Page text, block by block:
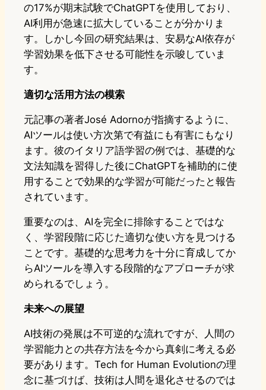
の17%が期末試験でChatGPTを使用しており、
AI利用が急速に拡大していることが分かりま
す。しかし今回の研究結果は、安易なAI依存が
学習効果を低下させる可能性を示唆していま
す。
適切な活用方法の模索
元記事の著者José Adornoが指摘するように、
AIツールは使い方次第で有益にも有害にもなり
ます。彼のイタリア語学習の例では、基礎的な
文法知識を習得した後にChatGPTを補助的に使
用することで効果的な学習が可能だったと報告
されています。
重要なのは、AIを完全に排除することではな
く、学習段階に応じた適切な使い方を見つける
ことです。基礎的な思考力を十分に育成してか
らAIツールを導入する段階的なアプローチが求
められるでしょう。
未来への展望
AI技術の発展は不可逆的な流れですが、人間の
学習能力との共存方法を今から真剣に考える必
要があります。Tech for Human Evolutionの理
念に基づけば、技術は人間を退化させるのでは